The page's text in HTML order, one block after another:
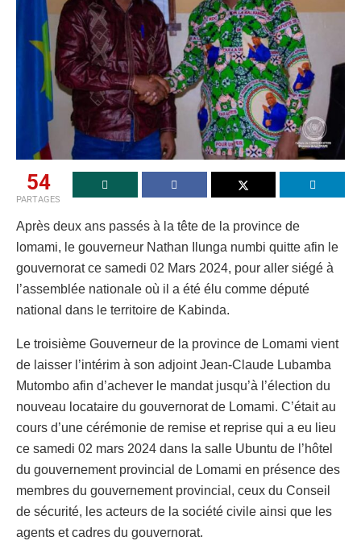
54
PARTAGES
Après deux ans passés à la tête de la province de
lomami, le gouverneur Nathan Ilunga numbi quitte afin le
gouvernorat ce samedi 02 Mars 2024, pour aller siégé à
l’assemblée nationale où il a été élu comme député
national dans le territoire de Kabinda.
Le troisième Gouverneur de la province de Lomami vient
de laisser l’intérim à son adjoint Jean-Claude Lubamba
Mutombo afin d’achever le mandat jusqu’à l’élection du
nouveau locataire du gouvernorat de Lomami. C’était au
cours d’une cérémonie de remise et reprise qui a eu lieu
ce samedi 02 mars 2024 dans la salle Ubuntu de l’hôtel
du gouvernement provincial de Lomami en présence des
membres du gouvernement provincial, ceux du Conseil
de sécurité, les acteurs de la société civile ainsi que les
agents et cadres du gouvernorat.